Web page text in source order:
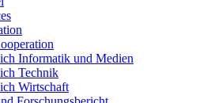
Informatik und Medien
Technik
Wirtschaft